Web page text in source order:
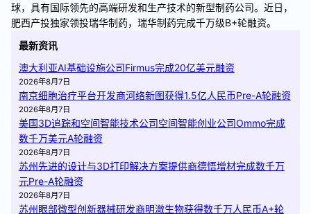
球，具有国际领先的高端研发和生产技术的新型制药公司。近日，
肥西产投独家领投瑞华制药，瑞华制药完成千万级B+轮融资。
最新资讯
澳大利亚AI基础设施公司Firmus完成20亿美元融资
2026年8月7日
南京细胞治疗平台开发商河络新图获得1.5亿人民币Pre-A轮融资
2026年8月7日
美国3D追踪和空间智能技术公司空间智能创业公司Ommo完成
数千万美元A轮融资
2026年8月7日
苏州先进的设计与3D打印解决方案提供商德悟增材完成数千万
元Pre-A轮融资
2026年8月7日
苏州眼部微型创新器械研发商明澈生物获得数千万人民币A+轮